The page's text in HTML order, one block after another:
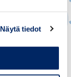
Näytä tiedot